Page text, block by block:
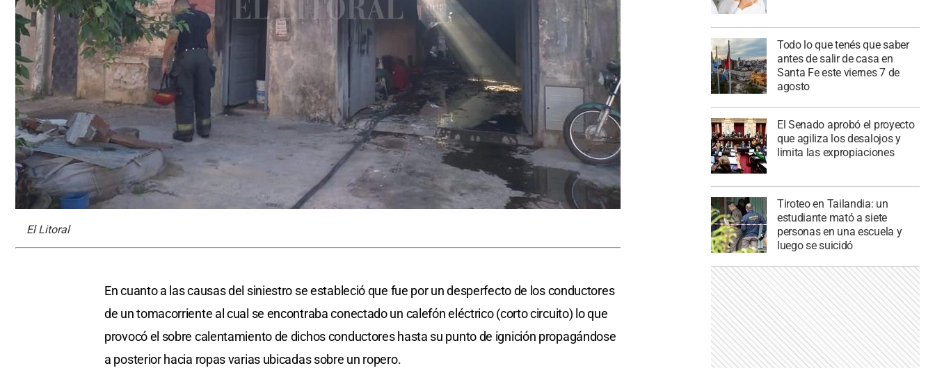
El Litoral
En cuanto a las causas del siniestro se estableció que fue por un desperfecto de los conductores
de un tomacorriente al cual se encontraba conectado un calefón eléctrico (corto circuito) lo que
provocó el sobre calentamiento de dichos conductores hasta su punto de ignición propagándose
a posterior hacia ropas varias ubicadas sobre un ropero.
Todo lo que tenés que saber
antes de salir de casa en
Santa Fe este viernes 7 de
agosto
El Senado aprobó el proyecto
que agiliza los desalojos y
limita las expropiaciones
Tiroteo en Tailandia: un
estudiante mató a siete
personas en una escuela y
luego se suicidó